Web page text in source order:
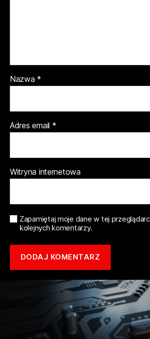
Nazwa *
Adres email *
Witryna internetowa
Zapamiętaj moje dane w tej
kolejnych komentarzy.
Copyright © 2021 mototune.com.pl |Polityka
ramachatwi.pl